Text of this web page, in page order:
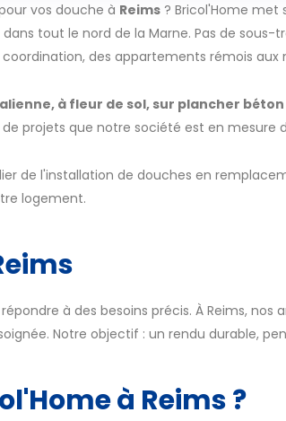
vos douche à Reims ? Bricol'Home met
tout le nord de la Marne. Pas de sous-
des appartements rémois aux
à fleur de sol, sur plancher
de projets que notre société est en mesure
de l'installation de douches en
logement.
à des besoins précis. À Reims,
Notre objectif : un rendu durable,
à Reims ?